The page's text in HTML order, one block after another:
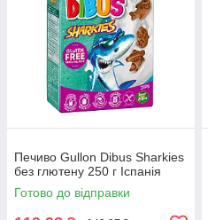
Печиво Gullon Dibus Sharkies
без глютену 250 г Іспанія
Готово до відправки